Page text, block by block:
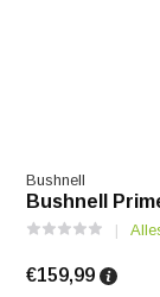
Bushnell
Bushnell
€159,99